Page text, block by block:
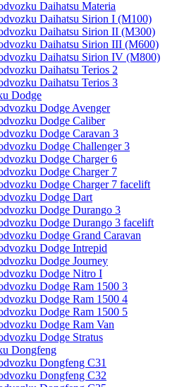
Daihatsu Materia
Daihatsu Sirion I (M100)
Daihatsu Sirion II (M300)
Daihatsu Sirion III (M600)
Daihatsu Sirion IV (M800)
Daihatsu Terios 2
Daihatsu Terios 3
Dodge
Dodge Avenger
Dodge Caliber
Dodge Caravan 3
Dodge Challenger 3
Dodge Charger 6
Dodge Charger 7
Dodge Charger 7 facelift
Dodge Dart
Dodge Durango 3
Dodge Durango 3 facelift
Dodge Grand Caravan
Dodge Intrepid
Dodge Journey
Dodge Nitro I
Dodge Ram 1500 3
Dodge Ram 1500 4
Dodge Ram 1500 5
Dodge Ram Van
Dodge Stratus
Dongfeng
Dongfeng C31
Dongfeng C32